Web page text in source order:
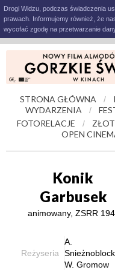
Drogi Widzu, podczas świadczenia
prawach. Informujemy również, że
wycofać zgodę na przetwarzanie
STRONA GŁÓWNA /
WYDARZENIA /
FOTORELACJE
/
OPEN
Konik
Garbusek
animowany, ZSRR
Reżyseria
A.
W. Gromow